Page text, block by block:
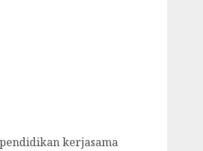
kerjasama